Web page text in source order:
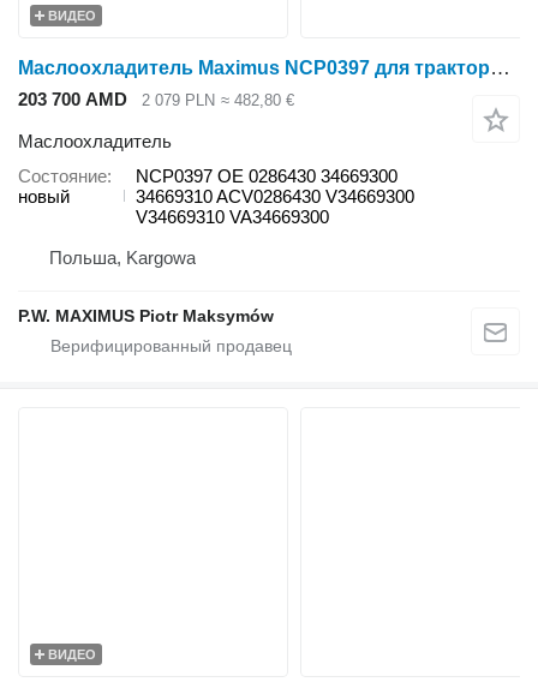
ВИДЕО
Маслоохладитель Maximus NCP0397 для трактора колесного Valtra T120
203 700 AMD 2 079 PLN ≈ 482,80 €
Маслоохладитель
Состояние
новый
NCP0397 OE 0286430 34669300
34669310 ACV0286430 V34669300
V34669310 VA34669300
Польша, Kargowa
P.W. MAXIMUS Piotr Maksymów
ВИДЕО